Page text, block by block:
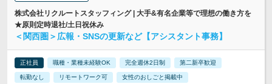
株式会社リクルートスタッフィング | 大手&有名企業等で理想の働き方を
★原則定時退社/土日祝休み
＜関西圏＞広報・SNSの更新など【アシスタント事務】
正社員 職種・業種未経験OK 完全週休2日制 第二新卒歓迎
転勤なし リモートワーク可 女性のおしごと掲載中